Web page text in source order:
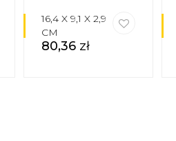
16,4 X 9,1 X 2,9
CM
80,36 zł